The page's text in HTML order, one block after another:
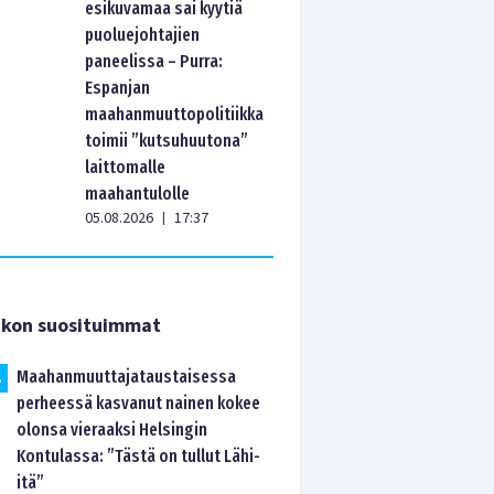
esikuvamaa sai kyytiä
puoluejohtajien
paneelissa – Purra:
Espanjan
maahanmuuttopolitiikka
toimii ”kutsuhuutona”
laittomalle
maahantulolle
05.08.2026 | 17:37
suosituimmat
Maahanmuuttajataustaisessa
perheessä kasvanut nainen kokee
olonsa vieraaksi Helsingin
Kontulassa: ”Tästä on tullut Lähi-
itä”